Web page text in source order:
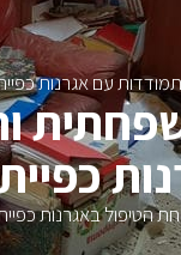
עם אגרנות
באגרנות